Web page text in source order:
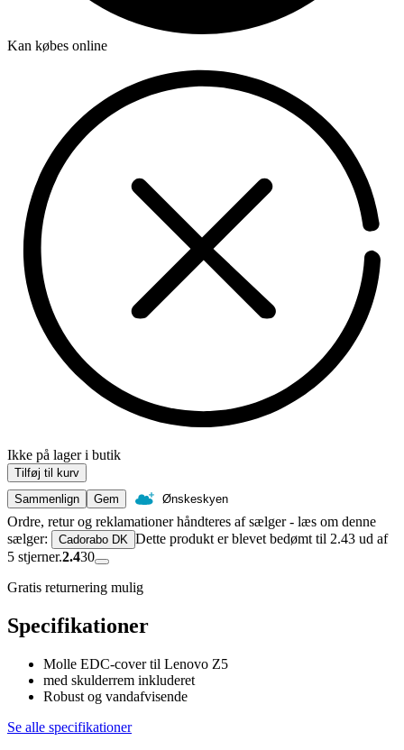
Kan købes online
Ikke på lager i butik
Tilføj til kurv
Sammenlign
Gem Ønskeskyen
Ordre, retur og reklamationer håndteres af sælger - læs om denne
sælger:
Cadorabo DK Dette produkt er blevet bedømt til 2.43 ud af
5 stjerner.2.430
Gratis returnering mulig
Specifikationer
Molle EDC-cover til Lenovo Z5
med skulderrem inkluderet
Robust og vandafvisende
Se alle specifikationer